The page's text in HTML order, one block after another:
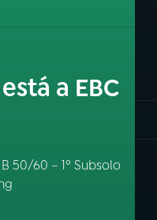
a EBC
50/60 – 1º Subsolo